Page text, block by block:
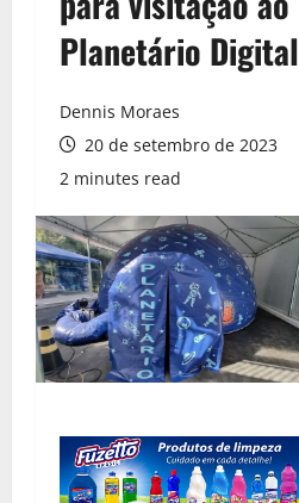
Planetário Digital
Dennis Moraes
20 de setembro de 2023
2 minutes read